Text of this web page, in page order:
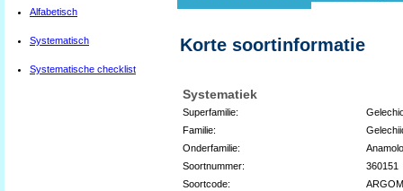
Alfabetisch
Systematisch
Systematische checklist
Korte soortinformatie
Systematiek
Superfamilie:
Familie:
Onderfamilie:
Soortnummer:
360151
Soortcode: